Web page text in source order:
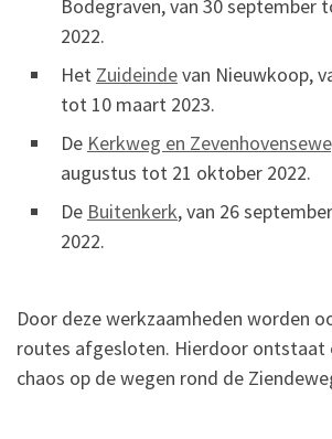
Bodegraven, van 30 september
2022.
Het Zuideindevan Nieuwkoop,
tot 10 maart 2023.
De Kerkweg en
augustus tot 21 oktober 2022.
De Buitenkerk, van 26
2022.
Door deze werkzaamheden worden
routes afgesloten. Hierdoor ontstaat
chaos op de wegen rond de